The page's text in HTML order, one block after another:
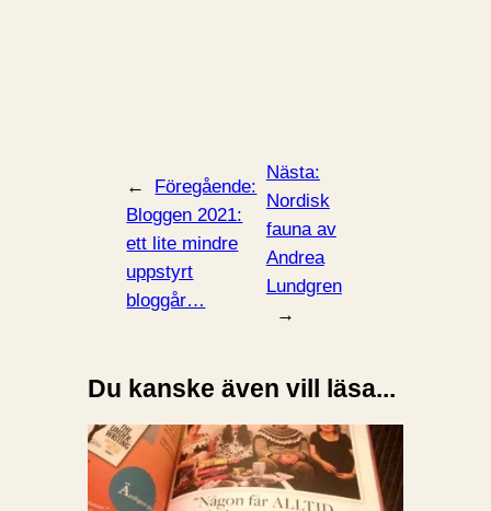
←
Föregående:
Bloggen 2021:
ett lite mindre
uppstyrt
bloggår…
Nästa:
Nordisk
fauna av
Andrea
Lundgren
→
Du kanske även vill läsa...